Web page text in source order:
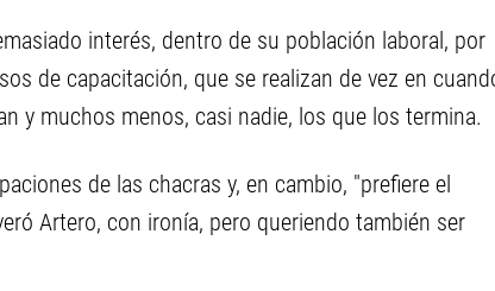
interés, dentro de su población laboral, por
de capacitación, que se realizan de vez en
y muchos menos, casi nadie, los que los termina.
de las chacras y, en cambio, "prefiere el
Artero, con ironía, pero queriendo también ser